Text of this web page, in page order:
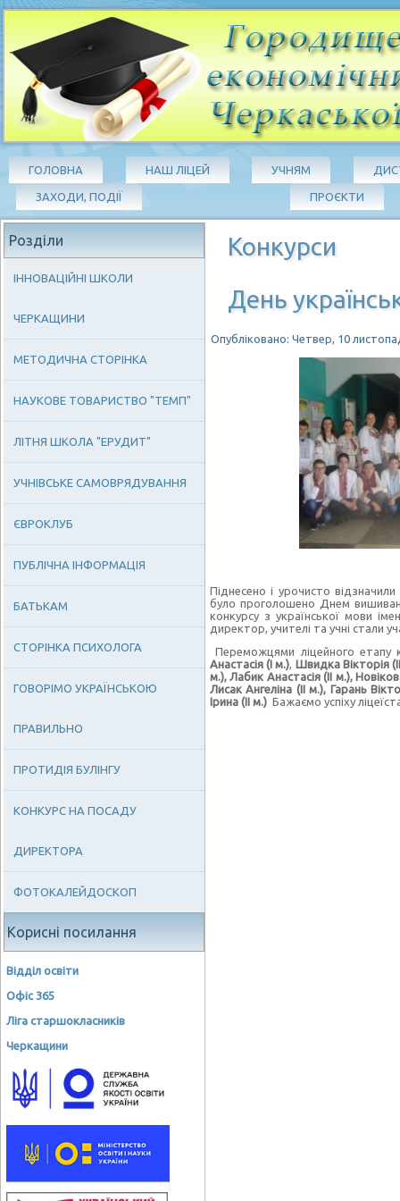
ГОЛОВНА НАШ ЛІЦЕЙ УЧНЯМ
ЗАХОДИ, ПОДІЇ ПРОЄКТИ
Розділи
ІННОВАЦІЙНІ ШКОЛИ
ЧЕРКАЩИНИ
МЕТОДИЧНА СТОРІНКА
НАУКОВЕ ТОВАРИСТВО "ТЕМП"
ЛІТНЯ ШКОЛА "ЕРУДИТ"
УЧНІВСЬКЕ САМОВРЯДУВАННЯ
ЄВРОКЛУБ
ПУБЛІЧНА ІНФОРМАЦІЯ
БАТЬКАМ
СТОРІНКА ПСИХОЛОГА
ГОВОРІМО УКРАЇНСЬКОЮ
ПРАВИЛЬНО
ПРОТИДІЯ БУЛІНГУ
КОНКУРС НА ПОСАДУ
ДИРЕКТОРА
ФОТОКАЛЕЙДОСКОП
Корисні посилання
Відділ освіти
Офіс 365
Ліга старшокласників
Черкащини
Конкурси
День
Опубліковано: Четвер, 10
Піднесено і урочисто
було проголошено Днем
конкурсу з української мови
директор, учителі та учні стали
Переможцями ліцейного етапу
Анастасія (І м.), Швидка Вікторія
м.), Лабик Анастасія (ІІ м.),
Лисак Ангеліна (ІІ м.), Гарань
Ірина (ІІ м.) Бажаємо успіху